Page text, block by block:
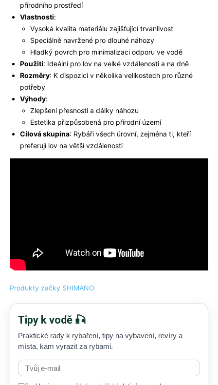
přírodního prostředí
Vlastnosti:
Vysoká kvalita materiálu zajišťující trvanlivost
Speciálně navržené pro dlouhé náhozy
Hladký povrch pro minimalizaci odporu ve vodě
Použití: Ideální pro lov na velké vzdálenosti a na dně
Rozměry: K dispozici v několika velikostech pro různé
potřeby
Výhody:
Zlepšení přesnosti a dálky náhozu
Estetika přizpůsobená pro přírodní území
Cílová skupina: Rybáři všech úrovní, zejména ti, kteří
preferují lov na větší vzdálenosti
Produkty začky SHIMANO
Tipy k vodě 🎣
Praktické rady k rybaření, tipy na vybavení, revíry a
místa, kam vyrazit za rybami.